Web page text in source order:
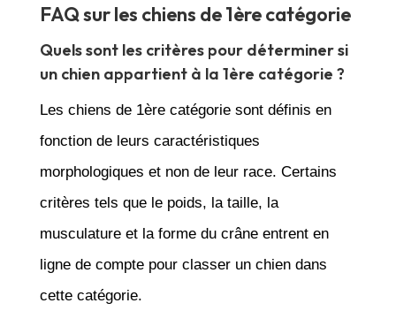
FAQ sur les chiens de 1ère catégorie
Quels sont les critères pour déterminer si
un chien appartient à la 1ère catégorie ?
Les chiens de 1ère catégorie sont définis en
fonction de leurs caractéristiques
morphologiques et non de leur race. Certains
critères tels que le poids, la taille, la
musculature et la forme du crâne entrent en
ligne de compte pour classer un chien dans
cette catégorie.